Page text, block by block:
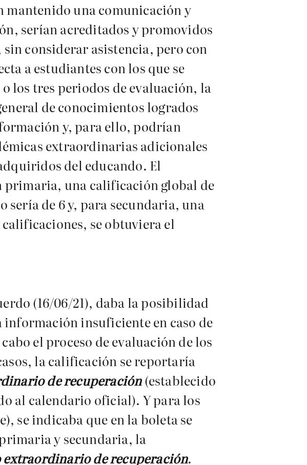
mantenido una comunicación y
serían acreditados y promovidos
sin considerar asistencia, pero con
a estudiantes con los que se
los tres periodos de evaluación, la
de conocimientos logrados
y, para ello, podrían
extraordinarias adicionales
del educando. El
primaria, una calificación global de
de 6 y, para secundaria, una
se obtuviera el
(16/06/21), daba la posibilidad
información insuficiente en caso de
el proceso de evaluación de los
la calificación se reportaría
de recuperación(establecido
al calendario oficial). Y para los
se indicaba que en la boleta se
y secundaria, la
extraordinario de recuperación.